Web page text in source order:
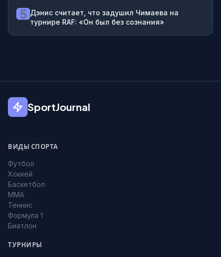
5 Дэнис считает, что задушил Чимаева на
турнире RAF: «Он был без сознания»
SportJournal
ВИДЫ СПОРТА
Футбол
Хоккей
Баскетбол
MMA
Теннис
Формула 1
Биатлон
ТУРНИРЫ